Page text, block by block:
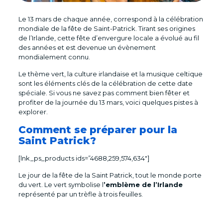
Le 13 mars de chaque année, correspond à la célébration
mondiale de la fête de Saint-Patrick. Tirant ses origines
de l’Irlande, cette fête d’envergure locale a évolué au fil
des années et est devenue un évènement
mondialement connu.
Le thème vert, la culture irlandaise et la musique celtique
sont les éléments clés de la célébration de cette date
spéciale. Si vous ne savez pas comment bien fêter et
profiter de la journée du 13 mars, voici quelques pistes à
explorer.
Comment se préparer pour la
Saint Patrick?
[lnk_ps_products ids=”4688,259,574,634″]
Le jour de la fête de la Saint Patrick, tout le monde porte
du vert. Le vert symbolise l’emblème de l’Irlande
représenté par un trèfle à trois feuilles.